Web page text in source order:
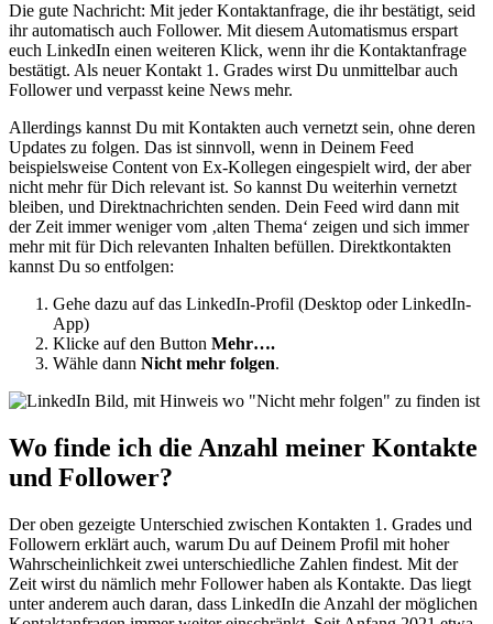
Die gute Nachricht: Mit jeder Kontaktanfrage, die ihr bestätigt, seid
ihr automatisch auch Follower. Mit diesem Automatismus erspart
euch LinkedIn einen weiteren Klick, wenn ihr die Kontaktanfrage
bestätigt. Als neuer Kontakt 1. Grades wirst Du unmittelbar auch
Follower und verpasst keine News mehr.
Allerdings kannst Du mit Kontakten auch vernetzt sein, ohne deren
Updates zu folgen. Das ist sinnvoll, wenn in Deinem Feed
beispielsweise Content von Ex-Kollegen eingespielt wird, der aber
nicht mehr für Dich relevant ist. So kannst Du weiterhin vernetzt
bleiben, und Direktnachrichten senden. Dein Feed wird dann mit
der Zeit immer weniger vom ‚alten Thema‘ zeigen und sich immer
mehr mit für Dich relevanten Inhalten befüllen. Direktkontakten
kannst Du so entfolgen:
Gehe dazu auf das LinkedIn-Profil (Desktop oder LinkedIn-
App)
Klicke auf den Button Mehr….
Wähle dann Nicht mehr folgen.
Wo finde ich die Anzahl meiner Kontakte
und Follower?
Der oben gezeigte Unterschied zwischen Kontakten 1. Grades und
Followern erklärt auch, warum Du auf Deinem Profil mit hoher
Wahrscheinlichkeit zwei unterschiedliche Zahlen findest. Mit der
Zeit wirst du nämlich mehr Follower haben als Kontakte. Das liegt
unter anderem auch daran, dass LinkedIn die Anzahl der möglichen